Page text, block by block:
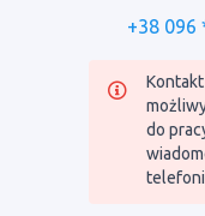
+38
do